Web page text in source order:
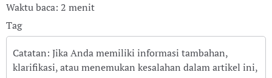
Waktu baca: 2 menit
Tag
Catatan: Jika Anda memiliki informasi tambahan,
klarifikasi, atau menemukan kesalahan dalam artikel ini,